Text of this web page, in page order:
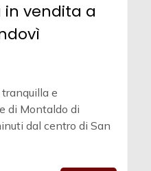
in vendita a
e
di Montaldo di
dal centro di San